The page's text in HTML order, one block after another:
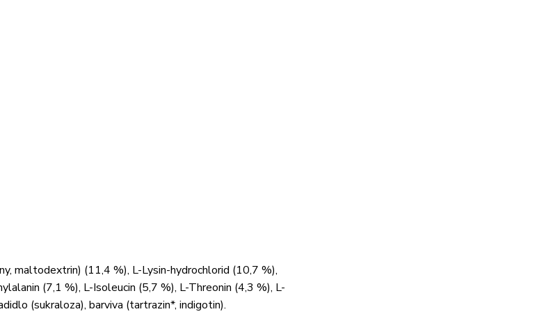
maltodextrin) (11,4 %), L-Lysin-hydrochlorid (10,7 %),
(7,1 %), L-Isoleucin (5,7 %), L-Threonin (4,3 %), L-
(sukraloza), barviva (tartrazin*, indigotin).